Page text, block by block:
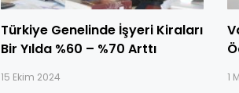
Türkiye Genelinde İşyeri Kiraları
Bir Yılda %60 – %70 Arttı
15 Ekim 2024 1